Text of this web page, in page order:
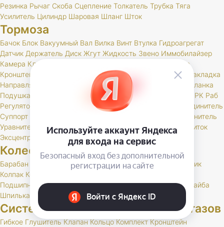
Резинка Рычаг Скоба Сцепление Толкатель Трубка Тяга
Усилитель Цилиндр Шаровая Шланг Шток
Тормоза
Бачок Блок Вакуумный Вал Вилка Винт Втулка Гидроагрегат
Датчик Держатель Диск Жгут Жидкость Звено Иммобилайзер
Камера Клапан
Кольцо
Кронштейн
Манжета Маслоотражатель Муфта
Накладка
Направляющая
Опора Опорный
Планка
Подушка
Проставка Пружина РК Раб
Регулятор
Сектор Сигнальное
Соединитель
Суппорт
Удлинитель
Уравнитель
Цилиндр Чехол Шайба Шланг Штуцер Щит
Щиток
Эксцентрик
Колеса и шины
Барабан Буфер Гайка Держатель Диск
Золотник
Колпак Колпачок
Подшипник
Прокладка РК Сальник Стержень Ступица
Шайба
Шпилька
Штуцер
Система выпуска отработавших газов
Гибкое Глушитель Клапан Кольцо Комплект Кронштейн